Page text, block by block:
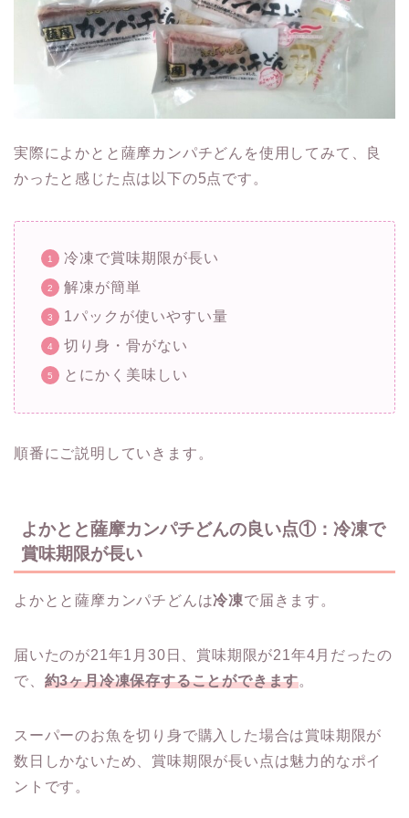
実際によかとと薩摩カンパチどんを使用してみて、良
かったと感じた点は以下の5点です。
冷凍で賞味期限が長い
解凍が簡単
1パックが使いやすい量
切り身・骨がない
とにかく美味しい
順番にご説明していきます。
よかとと薩摩カンパチどんの良い点①：冷凍で
賞味期限が長い
よかとと薩摩カンパチどんは冷凍で届きます。
届いたのが21年1月30日、賞味期限が21年4月だったの
で、 約3ヶ月冷凍保存することができます。
スーパーのお魚を切り身で購入した場合は賞味期限が
数日しかないため、賞味期限が長い点は魅力的なポイ
ントです。